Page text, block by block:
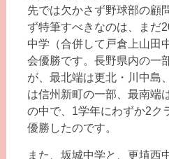
先では欠かさず野球部の顧
ず特筆すべきなのは、まだ
中学（合併して戸倉上山田
会優勝です。長野県内の一
が、最北端は更北・川中島
は信州新町の一部、最南端
の中で、1学年にわずか2ク
優勝したのです。
また、坂城中学と、更埴西